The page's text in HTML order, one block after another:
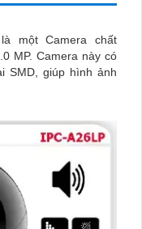
là một Camera chất
này có
SMD, giúp hình ảnh